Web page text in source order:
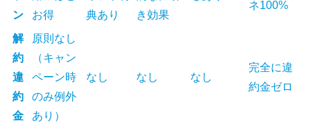
ン
お得
典あり
き効果
ネ100%
解
約
違
約
金
原則なし
（キャン
ペーン時
のみ例外
あり）
なし なし なし
完全に違
約金ゼロ